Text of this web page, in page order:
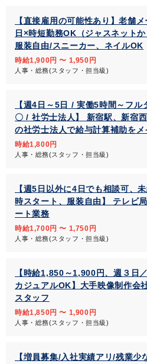
【直接雇用の可能性あり】老舗
日×時短勤務OK（ジャスネット
服装自由/スニーカー、ネイルOK
時給1,900円 〜 1,950円
人事・総務(スタッフ・担当級)
【週4日～5日 / 実働5時間～フ
〇 / 社労士法人】 新宿駅、新宿
の社労士法人で給与計算補助をメ
時給1,800円
人事・総務(スタッフ・担当級)
【週5日以外に4日でも相談可、
時スタート、服装自由】 テレビ
ート業務
時給1,700円 〜 1,750円
人事・総務(スタッフ・担当級)
【時給1,850～1,900円、週３日
カジュアルOK】大手映像制作会
スタッフ
時給1,850円 〜 1,900円
人事・総務(スタッフ・担当級)
【増員募集/入社実績アリ/残業